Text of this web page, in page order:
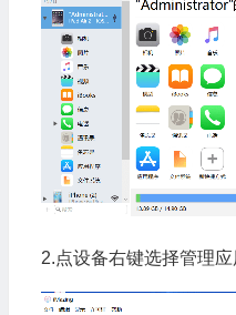
2.点设备右键选择管理